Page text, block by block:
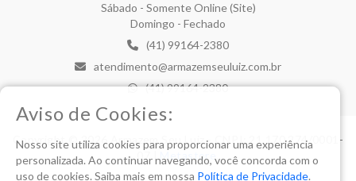
Sábado - Somente Online (Site)
Domingo - Fechado
(41) 99164-2380
atendimento@armazemseuluiz.com.br
(41) 99164-2380
Copyright © 2026 Armazem Seu Luiz - CNPJ: 21.170.274/0001-
Metastore
Aviso de Cookies:
Nosso site utiliza cookies para proporcionar uma experiência
personalizada. Ao continuar navegando, você concorda com o
uso de cookies. Saiba mais em nossa Política de Privacidade.